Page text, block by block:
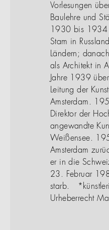
Vorlesungen
Baulehre und
1930 bis 1934
Stam in
Ländern;
als Architekt in
Jahre 1939
Leitung der
Amsterdam.
Direktor der
angewandte
Weißensee.
Amsterdam
er in die
23. Februar
starb.
Urheberrecht